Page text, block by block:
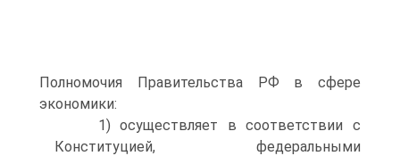
Полномочия Правительства РФ в сфере
экономики:
1) осуществляет в соответствии с
Конституцией, федеральными